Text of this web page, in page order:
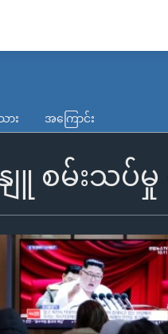
ား အကြောင်း
ျူ စမ်းသပ်မှု